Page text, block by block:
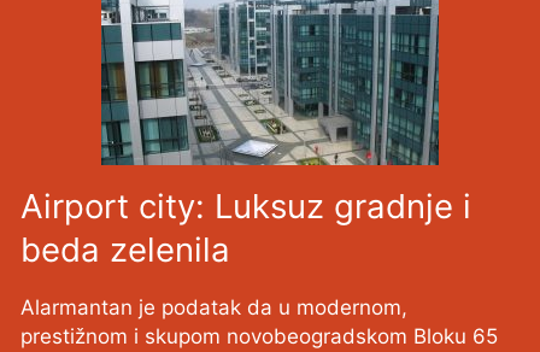
Airport city: Luksuz gradnje i
beda zelenila
Alarmantan je podatak da u modernom,
prestižnom i skupom novobeogradskom Bloku 65